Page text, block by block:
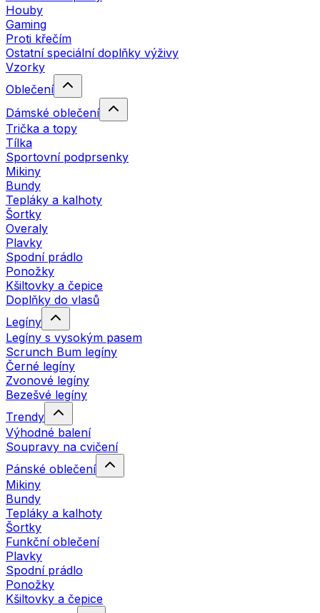
Houby
Gaming
Proti křečím
Ostatní speciální doplňky výživy
Vzorky
Oblečení
Dámské oblečení
Trička a topy
Tílka
Sportovní podprsenky
Mikiny
Bundy
Tepláky a kalhoty
Šortky
Overaly
Plavky
Spodní prádlo
Ponožky
Kšiltovky a čepice
Doplňky do vlasů
Legíny
Legíny s vysokým pasem
Scrunch Bum legíny
Černé legíny
Zvonové legíny
Bezešvé legíny
Trendy
Výhodné balení
Soupravy na cvičení
Pánské oblečení
Mikiny
Bundy
Tepláky a kalhoty
Šortky
Funkční oblečení
Plavky
Spodní prádlo
Ponožky
Kšiltovky a čepice